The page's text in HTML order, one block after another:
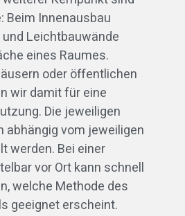
Beim Innenausbau
Leichtbauwände
eines Raumes.
oder öffentlichen
wir damit für eine
Die jeweiligen
abhängig vom jeweiligen
werden. Bei einer
vor Ort kann schnell
welche Methode des
geeignet erscheint.